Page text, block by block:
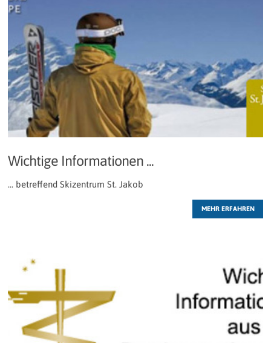
Wichtige Informationen ...
... betreffend Skizentrum St. Jakob
MEHR ERFAHREN